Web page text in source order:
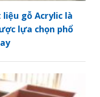
liệu gỗ Acrylic là
lựa chọn phổ